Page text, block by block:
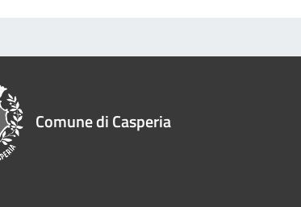
Comune di Casperia